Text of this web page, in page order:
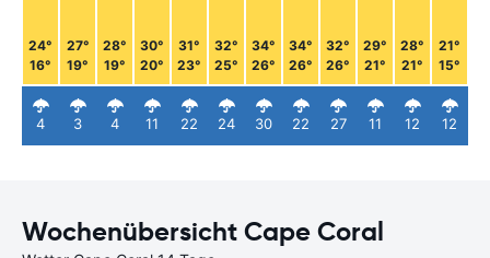
24°
16°
4
27°
19°
3
28°
19°
4
30°
20°
11
31°
23°
22
32°
25°
24
34°
26°
30
34°
26°
22
32°
26°
27
29°
21°
11
28°
21°
12
21°
15°
12
Wochenübersicht Cape Coral